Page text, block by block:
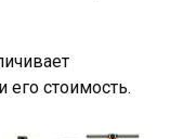
его стоимость.